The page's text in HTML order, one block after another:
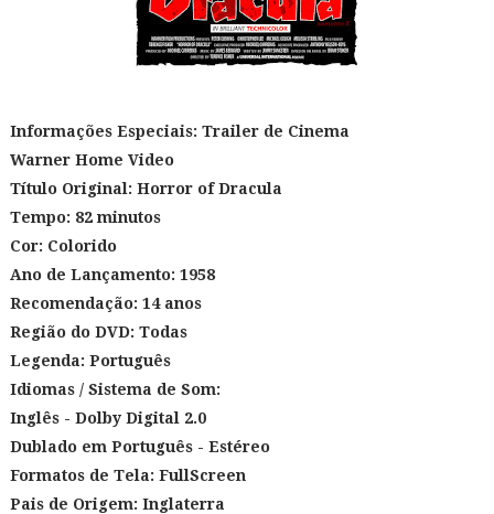
Informações Especiais: Trailer de Cinema
Warner Home Video
Título Original: Horror of Dracula
Tempo: 82 minutos
Cor: Colorido
Ano de Lançamento: 1958
Recomendação: 14 anos
Região do DVD: Todas
Legenda: Português
Idiomas / Sistema de Som:
Inglês - Dolby Digital 2.0
Dublado em Português- Estéreo
Formatos de Tela: FullScreen
Pais de Origem: Inglaterra